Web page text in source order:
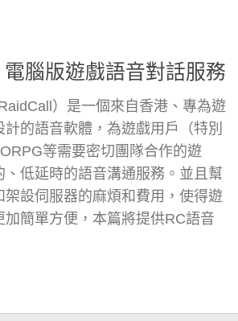
腦版遊戲語音對話服務
）是一個來自香港、專為遊
的語音軟體，為遊戲用戶（特別
等需要密切團隊合作的遊
、低延時的語音溝通服務。並且幫
架設伺服器的麻煩和費用，使得遊
加簡單方便，本篇將提供RC語音